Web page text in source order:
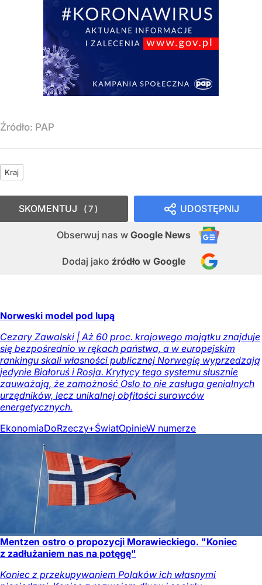
Źródło: PAP
Kraj
UDOSTĘPNIJ
Obserwuj nas w Google News
Dodaj jako źródło w Google
SKOMENTUJ 7
Norweski model pod lupą
Cezary Zawalski | Aż 60 proc. krajowego majątku znajduje
się bezpośrednio w rękach państwa, a w europejskim
rankingu skali własności publicznej Norwegię wyprzedzają
jedynie Białoruś i Rosja. Krytycy tego systemu słusznie
zauważają, że zamożność Oslo to nie zasługa genialnych
urzędników, lecz unikalnej obfitości surowców
energetycznych.
EkonomiaDoRzeczy+ŚwiatOpinieW numerze
Mentzen ostro o propozycji Morawieckiego. "Koniec
z zadłużaniem nas na potęgę"
Koniec z przekupywaniem Polaków ich własnymi